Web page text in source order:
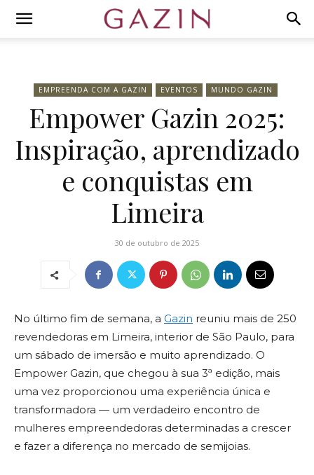
EMPREENDA COM A GAZIN EVENTOS MUNDO GAZIN
Empower Gazin 2025:
Inspiração, aprendizado
e conquistas em
Limeira
30 de outubro de 2025
No último fim de semana, a Gazin reuniu mais de 250
revendedoras em Limeira, interior de São Paulo, para
um sábado de imersão e muito aprendizado. O
Empower Gazin, que chegou à sua 3ª edição, mais
uma vez proporcionou uma experiência única e
transformadora — um verdadeiro encontro de
mulheres empreendedoras determinadas a crescer
e fazer a diferença no mercado de semijoias.